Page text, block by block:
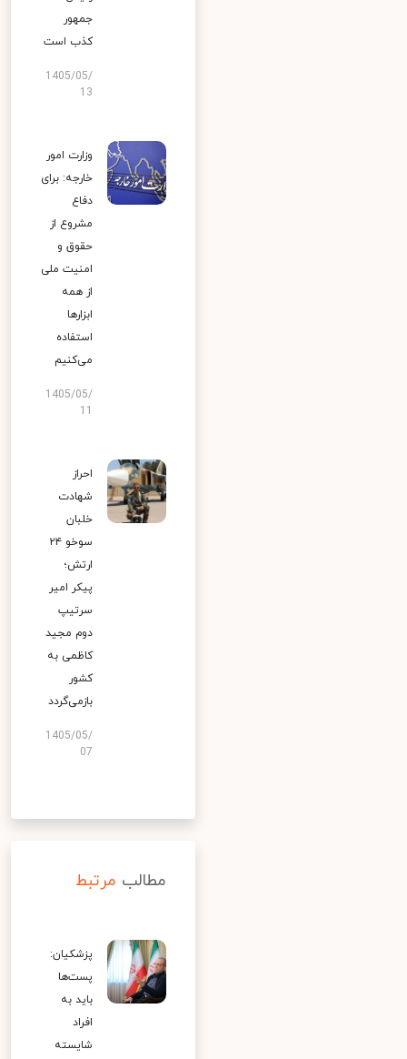
جمهور
کذب است
1405/05/
13
وزارت امور
خارجه: برای
دفاع
مشروع از
حقوق و
امنیت ملی
از همه
ابزارها
استفاده
می‌کنیم
1405/05/
احراز
شهادت
خلبان
سوخو ۲۴
ارتش؛
پیکر امیر
سرتیپ
دوم مجید
کاظمی به
کشور
بازمی‌گردد
1405/05/
07
مطالب مرتبط
پزشکیان:
پست‌ها
باید به
افراد
شایسته